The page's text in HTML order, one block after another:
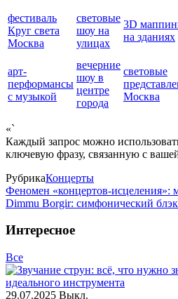
фестиваль
Круг света
Москва
световые
шоу на
улицах
3D
на зданиях
арт-
перформансы
с музыкой
вечерние
шоу в
центре
города
световые
Москва
«`
Каждый запрос можно
ключевую фразу, связанную с
РубрикаКонцерты
Феномен «концертов-исцеления»:
Dimmu Borgir: симфонический
Интересное
Все
29.07.2025 Выкл.